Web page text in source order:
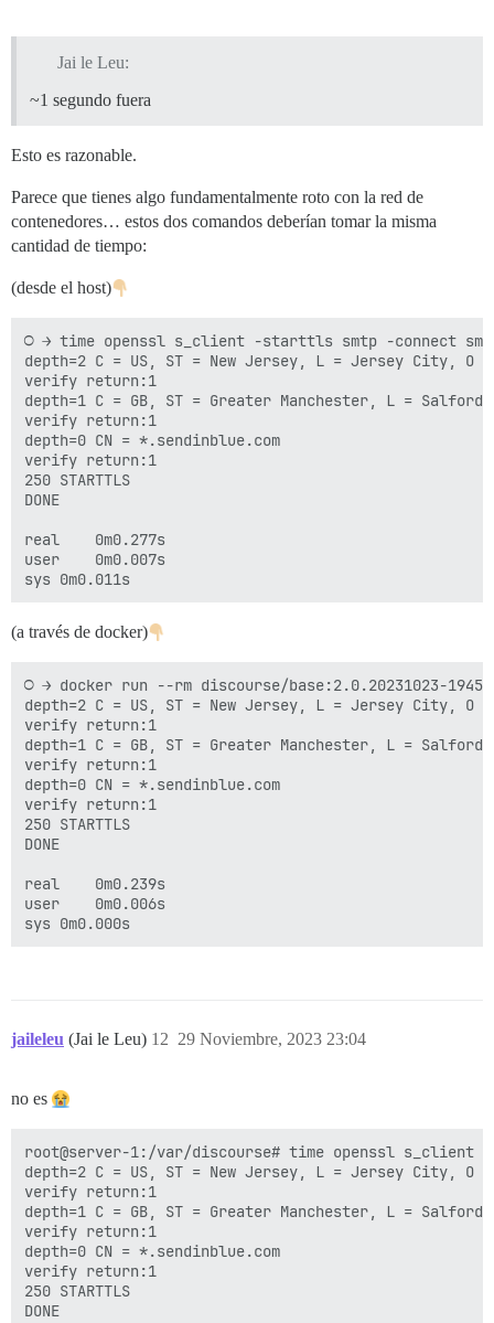
Jai le Leu:
~1 segundo fuera
Esto es razonable.
Parece que tienes algo fundamentalmente roto con la red de
contenedores… estos dos comandos deberían tomar la misma
cantidad de tiempo:
(desde el host)
○ → time openssl s_client -starttls smtp -connect
depth=2 C = US, ST = New Jersey, L = Jersey City, O =
verify return:1
depth=1 C = GB, ST = Greater Manchester, L =
verify return:1
depth=0 CN = *.sendinblue.com
verify return:1
250 STARTTLS
DONE
real	0m0.277s
user	0m0.007s
(a través de docker)
○ → docker run --rm discourse/base:2.0.20231023-
depth=2 C = US, ST = New Jersey, L = Jersey City, O =
verify return:1
depth=1 C = GB, ST = Greater Manchester, L =
verify return:1
depth=0 CN = *.sendinblue.com
verify return:1
250 STARTTLS
DONE
real	0m0.239s
user	0m0.006s
jaileleu (Jai le Leu) 29 Noviembre, 2023 23:04
12
no es
root@server-1:/var/discourse# time openssl
depth=2 C = US, ST = New Jersey, L = Jersey City, O =
verify return:1
depth=1 C = GB, ST = Greater Manchester, L =
verify return:1
depth=0 CN = *.sendinblue.com
verify return:1
250 STARTTLS
DONE